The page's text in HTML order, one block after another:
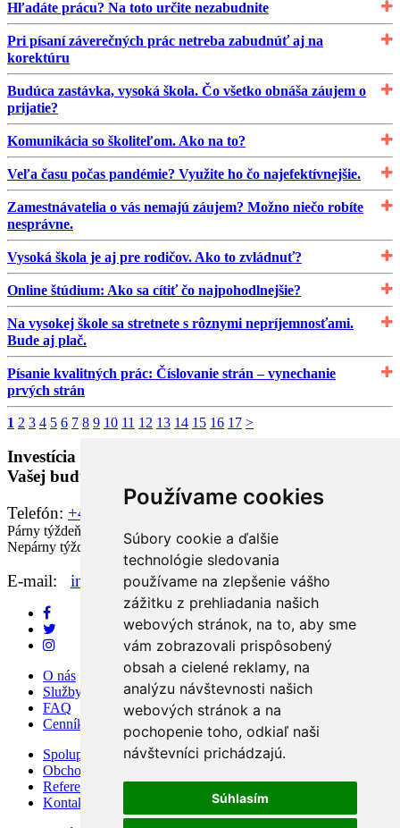
Používame cookies
Súbory cookie a ďalšie
technológie sledovania
používame na zlepšenie vášho
zážitku z prehliadania našich
webových stránok, na to, aby sme
vám zobrazovali prispôsobený
obsah a cielené reklamy, na
analýzu návštevnosti našich
webových stránok a na
pochopenie toho, odkiaľ naši
návštevníci prichádzajú.
Súhlasím
Hľadáte prácu? Na toto určite nezabudnite
Pri písaní záverečných prác netreba zabudnúť aj na
korektúru
Budúca zastávka, vysoká škola. Čo všetko obnáša záujem o
prijatie?
Komunikácia so školiteľom. Ako na to?
Veľa času počas pandémie? Využite ho čo najefektívnejšie.
Zamestnávatelia o vás nemajú záujem? Možno niečo robíte
nesprávne.
Vysoká škola je aj pre rodičov. Ako to zvládnuť?
Online štúdium: Ako sa cítiť čo najpohodlnejšie?
Na vysokej škole sa stretnete s rôznymi nepríjemnosťami.
Bude aj plač.
Písanie kvalitných prác: Číslovanie strán – vynechanie
prvých strán
1 2 3 4 5 6 7 8 9 10 11 12 13 14 15 16 17 >
Investícia do vzdelania je najlepšou investíciou do
Vašej budúcnosti.
Telefón: +421 903 785 962
Párny týždeň: UT až PI od 09.00 do 16.00 hod.
Nepárny týždeň: PO až ŠT od 09.00 do 16.00 hod.
E-mail: info@zaverecneprace.sk
O nás
Služby
FAQ
Cenník
Spolupráca
Obchodné podmienky
Referencie
Kontakt